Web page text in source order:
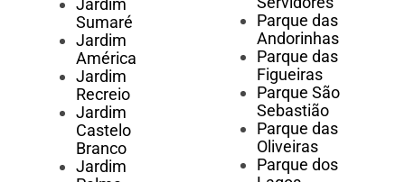
Jardim
Sumaré
Jardim
América
Jardim
Recreio
Jardim
Castelo
Branco
Jardim
Parque das
Andorinhas
Parque das
Figueiras
Parque São
Sebastião
Parque das
Oliveiras
Parque dos